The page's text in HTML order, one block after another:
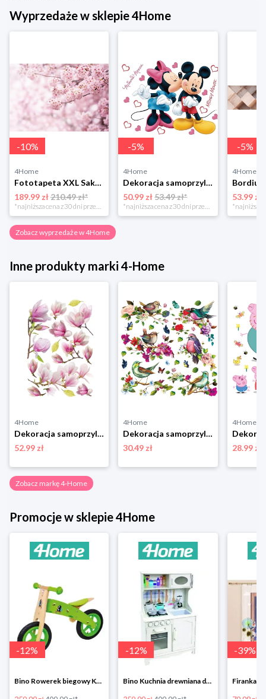
Wyprzedaże w sklepie 4Home
-10%
4Home
Fototapeta XXL Sakura 360 x 254 cm, 4 części 4-Home
189.99 zł210.49 zł*
*najniższa cena z 30 dni przed obniżką
-5%
4Home
Dekoracja samoprzylepna Minnie i Mickey, różowa, 42,5 x 65 cm 4-Home
50.99 zł 53.49 zł*
*najniższa cena z 30 dni przed obniżką
-5%
4Home
53.99 zł
Zobacz wyprzedaże w 4Home
Inne produkty marki 4-Home
4Home
Dekoracja samoprzylepna Magnolia Flowers, 42,5 x 65 cm 4-Home
52.99 zł
4Home
Dekoracja samoprzylepna Birds, 30 x 30 cm 4-Home
30.49 zł
4Home
28.99 zł
Zobacz markę 4-Home
Promocje w sklepie 4Home
-12%
Bino Rowerek biegowy Krecik
-12%
Bino Kuchnia drewniana dla dzieci Provence
-39%